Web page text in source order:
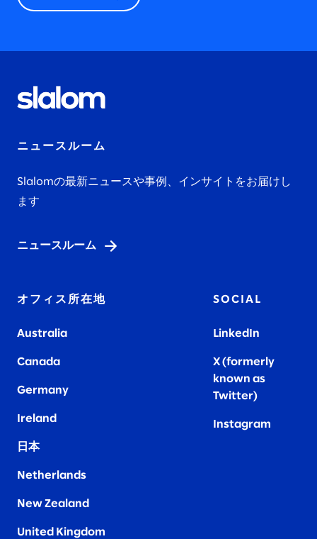
ニュースルーム
Slalomの最新ニュースや事例、インサイトをお届けし
ます
ニュースルーム
オフィス所在地
Australia
Canada
Germany
Ireland
日本
Netherlands
New Zealand
United Kingdom
SOCIAL
LinkedIn
X (formerly
known as
Twitter)
Instagram